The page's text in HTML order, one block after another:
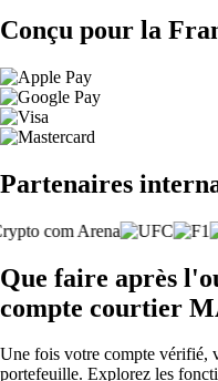
Conçu pour la
Partenaires
Que faire après
compte courtier
Une fois votre compte vérifié,
portefeuille. Explorez les